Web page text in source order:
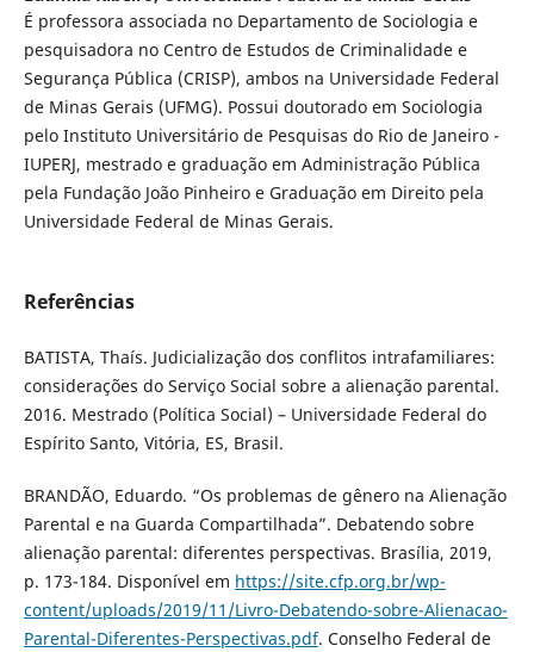
É professora associada no Departamento de Sociologia e
pesquisadora no Centro de Estudos de Criminalidade e
Segurança Pública (CRISP), ambos na Universidade Federal
de Minas Gerais (UFMG). Possui doutorado em Sociologia
pelo Instituto Universitário de Pesquisas do Rio de Janeiro -
IUPERJ, mestrado e graduação em Administração Pública
pela Fundação João Pinheiro e Graduação em Direito pela
Universidade Federal de Minas Gerais.
Referências
BATISTA, Thaís. Judicialização dos conflitos intrafamiliares:
considerações do Serviço Social sobre a alienação parental.
2016. Mestrado (Política Social) – Universidade Federal do
Espírito Santo, Vitória, ES, Brasil.
BRANDÃO, Eduardo. “Os problemas de gênero na Alienação
Parental e na Guarda Compartilhada”. Debatendo sobre
alienação parental: diferentes perspectivas. Brasília, 2019,
p. 173-184. Disponível em https://site.cfp.org.br/wp-
content/uploads/2019/11/Livro-Debatendo-sobre-Alienacao-
Parental-Diferentes-Perspectivas.pdf. Conselho Federal de